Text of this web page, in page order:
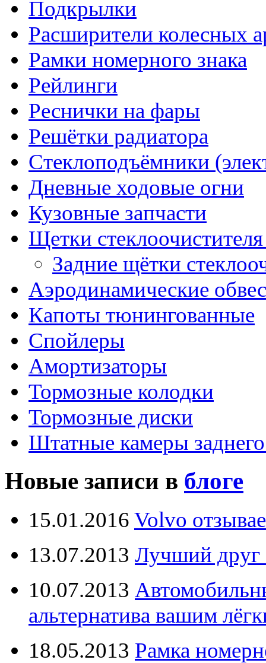
Подкрылки
Расширители колесных
Рамки номерного знака
Рейлинги
Реснички на фары
Решётки радиатора
Стеклоподъёмники
Дневные ходовые огни
Кузовные запчасти
Щетки
Задние щётки
Аэродинамические
Капоты тюнингованные
Спойлеры
Амортизаторы
Тормозные колодки
Тормозные диски
Штатные камеры
Новые записи в блоге
15.01.2016 Volvo
13.07.2013 Лучший друг
10.07.2013
альтернатива вашим
18.05.2013 Рамка